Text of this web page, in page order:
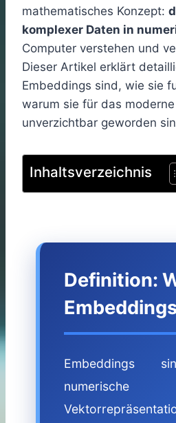
mathematisches Konzept:
komplexer Daten in
Computer verstehen und
Dieser Artikel erklärt
Embeddings sind, wie sie
warum sie für das
unverzichtbar geworden
Inhaltsverzeichnis
Definition:
Embeddings
numerische